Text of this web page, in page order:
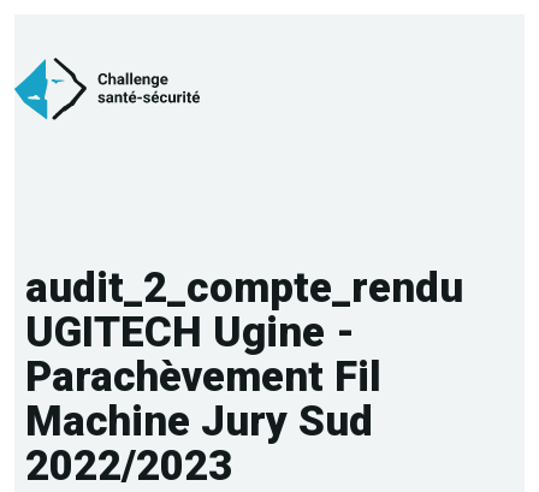
audit_2_compte_rendu
UGITECH Ugine -
Parachèvement Fil
Machine Jury Sud
2022/2023